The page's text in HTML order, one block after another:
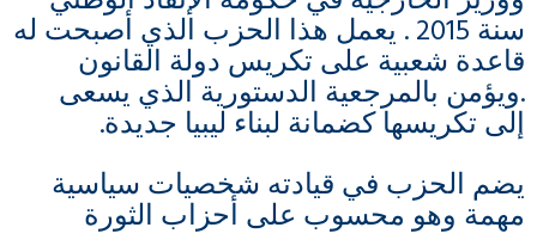
سنة 2015 . يعمل هذا الحزب الذي أصبحت له
قاعدة شعبية على تكريس دولة القانون
.ويؤمن بالمرجعية الدستورية الذي يسعى
إلى تكريسها كضمانة لبناء ليبيا جديدة.
يضم الحزب في قيادته شخصيات سياسية
مهمة وهو محسوب على أحزاب الثورة